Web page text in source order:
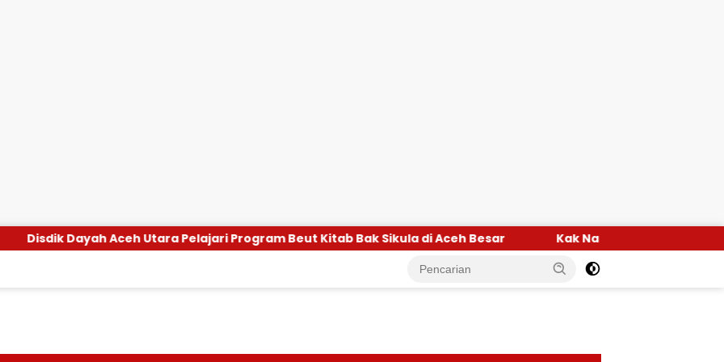
Utara Pelajari Program Beut Kitab Bak Sikula di Aceh Besar Kak Na Promosi Wisata Surfing dan Hadiri HUT